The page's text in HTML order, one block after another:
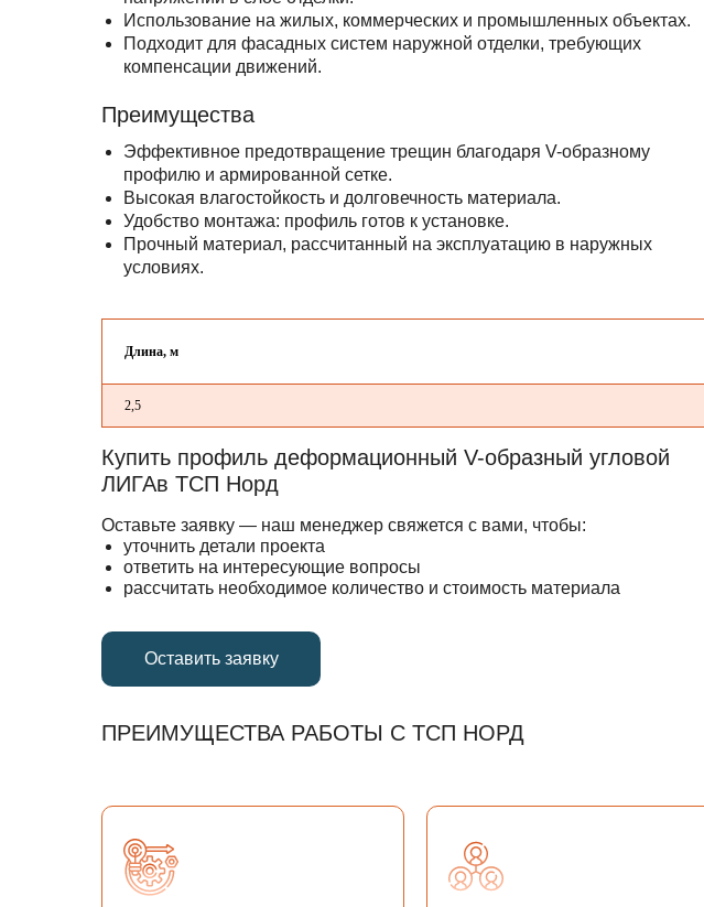
Использование на жилых, коммерческих и промышленных объектах.
Подходит для фасадных систем наружной отделки, требующих
компенсации движений.
Эффективное предотвращение трещин благодаря V-образному
профилю и армированной сетке.
Высокая влагостойкость и долговечность материала.
Удобство монтажа: профиль готов к установке.
Прочный материал, рассчитанный на эксплуатацию в наружных
условиях.
Преимущества
Длина, м
2,5
Оставьте заявку — наш менеджер свяжется с вами, чтобы:
уточнить детали проекта
ответить на интересующие вопросы
рассчитать необходимое количество и стоимость материала
Купить профиль деформационный V-образный угловой
ЛИГАв ТСП Норд
ПРЕИМУЩЕСТВА РАБОТЫ С ТСП НОРД
Оставить заявку